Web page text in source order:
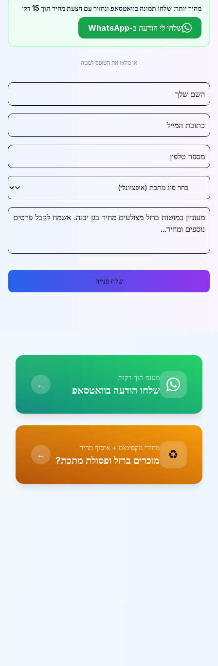
מהיר יותר: שלחו תמונה בוואטסאפ ונחזור עם הצעת מחיר תוך 15 דק׳
שלחו לי הודעה ב-WhatsApp
או מלאו את הטופס למטה
שלח פנייה
מענה תוך דקות
שלחו הודעה בוואטסאפ ←
♻️ מחירי מקסימום + איסוף מהיר
מוכרים ברזל ופסולת מתכת? ←